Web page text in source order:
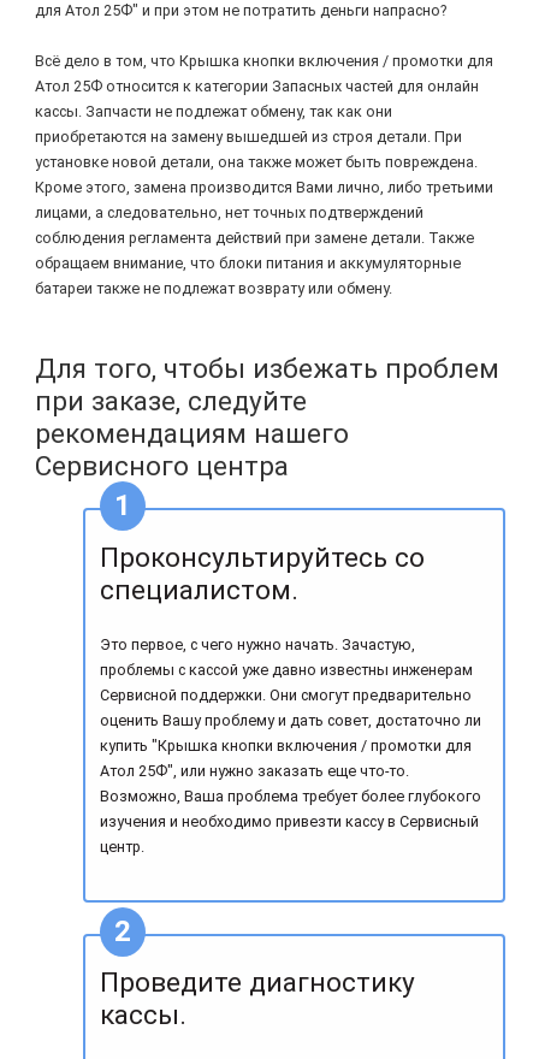
для Атол 25Ф" и при этом не потратить деньги напрасно?
Всё дело в том, что Крышка кнопки включения / промотки для
Атол 25Ф относится к категории Запасных частей для онлайн
кассы. Запчасти не подлежат обмену, так как они
приобретаются на замену вышедшей из строя детали. При
установке новой детали, она также может быть повреждена.
Кроме этого, замена производится Вами лично, либо третьими
лицами, а следовательно, нет точных подтверждений
соблюдения регламента действий при замене детали. Также
обращаем внимание, что блоки питания и аккумуляторные
батареи также не подлежат возврату или обмену.
Для того, чтобы избежать проблем
при заказе, следуйте
рекомендациям нашего
Сервисного центра
Проконсультируйтесь со
специалистом.
Это первое, с чего нужно начать. Зачастую,
проблемы с кассой уже давно известны инженерам
Сервисной поддержки. Они смогут предварительно
оценить Вашу проблему и дать совет, достаточно ли
купить "Крышка кнопки включения / промотки для
Атол 25Ф", или нужно заказать еще что-то.
Возможно, Ваша проблема требует более глубокого
изучения и необходимо привезти кассу в Сервисный
центр.
Проведите диагностику
кассы.